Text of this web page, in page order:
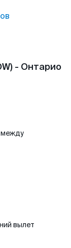
- Онтарио
между
вылет